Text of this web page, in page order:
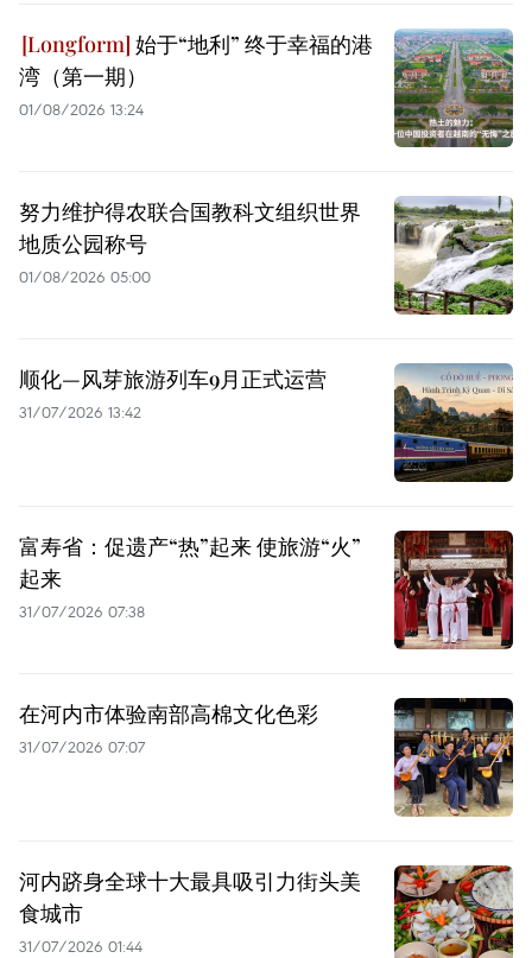
始于“地利” 终于幸福的港
湾（第一期）
01/08/2026 13:24
努力维护得农联合国教科文组织世界
地质公园称号
01/08/2026 05:00
顺化—风芽旅游列车9月正式运营
31/07/2026 13:42
富寿省：促遗产“热”起来 使旅游“火”
起来
31/07/2026 07:38
在河内市体验南部高棉文化色彩
31/07/2026 07:07
河内跻身全球十大最具吸引力街头美
食城市
31/07/2026 01:44